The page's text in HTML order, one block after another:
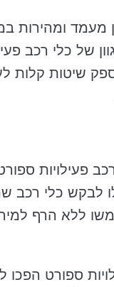
ומהירות
של כלי רכב
שיטות קלות
פעילויות
החלו לבקש כלי
ללא הרף
כלי רכב פעילויות